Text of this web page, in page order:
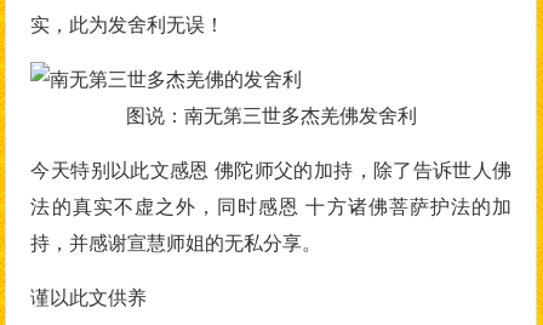
实，此为发舍利无误！
图说：南无第三世多杰羌佛发舍利
今天特别以此文感恩 佛陀师父的加持，除了告诉世人佛
法的真实不虚之外，同时感恩 十方诸佛菩萨护法的加
持，并感谢宣慧师姐的无私分享。
谨以此文供养